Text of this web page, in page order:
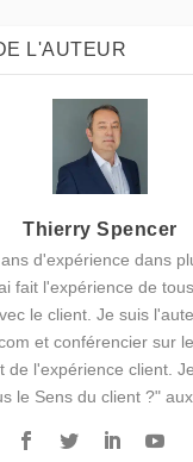
L'AUTEUR
Thierry Spencer
d'expérience dans
fait l'expérience de
le client. Je suis
et conférencier sur
de l'expérience client.
le Sens du client ?"